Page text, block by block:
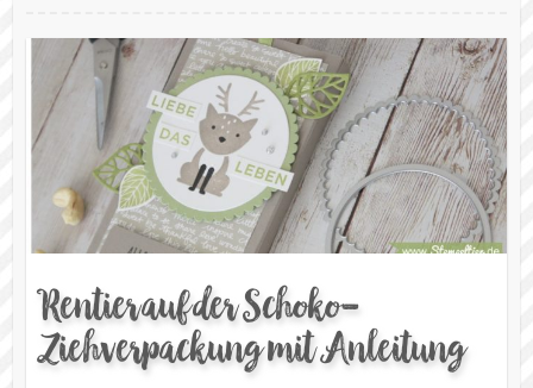
Rentier auf der Schoko-
Ziehverpackung mit Anleitung